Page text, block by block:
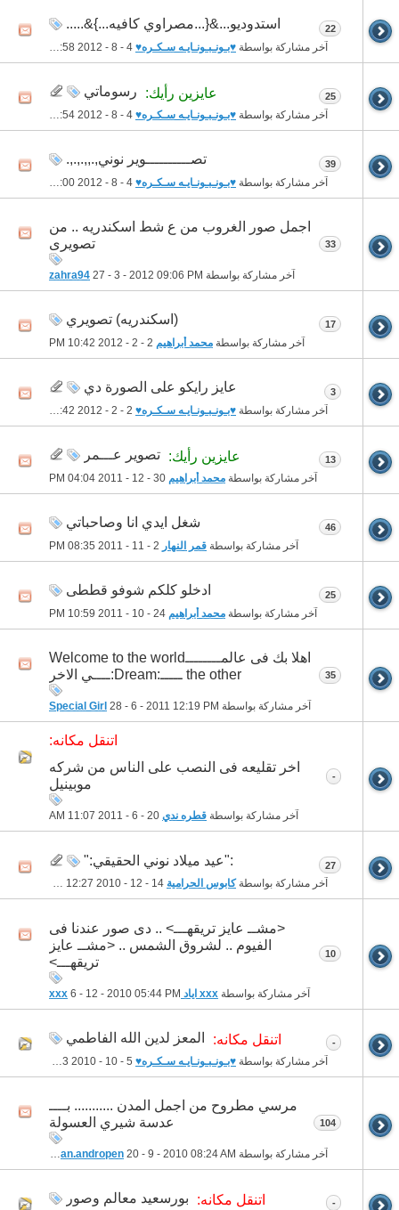
استدوديو...&{...مصراوي كافيه...}&.....
آخر مشاركة بواسطة ♥بـونـبـونـايـه سـكـره♥ 03:58 AM
22
عايزين رأيك: رسوماتي
آخر مشاركة بواسطة ♥بـونـبـونـايـه سـكـره♥ 03:54 AM
25
تصــــــــــوير نوني,.,,.,.,.
آخر مشاركة بواسطة ♥بـونـبـونـايـه سـكـره♥ 03:00 AM
39
اجمل صور الغروب من ع شط اسكندريه .. من
تصويرى
آخر مشاركة بواسطة zahra94 27 - 3 - 2012 09:06 PM
33
(اسكندريه) تصويري
آخر مشاركة بواسطة محمد أبراهيم 10:42 PM
17
عايز رايكو على الصورة دي
آخر مشاركة بواسطة ♥بـونـبـونـايـه سـكـره♥ 12:42 AM
3
عايزين رأيك: تصوير عـــمر
آخر مشاركة بواسطة محمد أبراهيم 04:04 PM
13
شغل ايدي انا وصاحباتي
آخر مشاركة بواسطة قمر النهار 08:35 PM
46
ادخلو كلكم شوفو قططى
آخر مشاركة بواسطة محمد أبراهيم 10:59 PM
25
اهلا بك فى عالمــــــــWelcome to the world
the other ـــــ:Dream:ــــي الاخر
آخر مشاركة بواسطة Special Girl 28 - 6 - 2011 12:19 PM
35
اتنقل مكانه:
اخر تقليعه فى النصب على الناس من شركه
موبينيل
آخر مشاركة بواسطة قطره ندي 11:07 AM
-
:"عيد ميلاد نوني الحقيقي:"
آخر مشاركة بواسطةكابوس الحرامية 12:27 AM
27
<مشــ عايز تريقهـــ> .. دى صور عندنا فى
الفيوم .. لشروق الشمس .. <مشــ عايز
تريقهـــ>
آخر مشاركة بواسطة xxx اياد xxx 6 - 12 - 2010 05:44 PM
10
اتنقل مكانه: المعز لدين الله الفاطمي
آخر مشاركة بواسطة ♥بـونـبـونـايـه سـكـره♥ 09:33 PM
-
مرسي مطروح من اجمل المدن ........... بــــ
عدسة شيري العسولة
آخر مشاركة بواسطة batman.andropen 20 - 9 - 2010 08:24 AM
104
اتنقل مكانه: بورسعيد معالم وصور -